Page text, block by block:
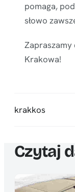
pomaga,
słowo
Zapraszamy
Krakowa!
krakkos
Czytaj